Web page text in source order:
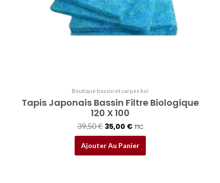
Boutique bassin et carpes koï
Tapis Japonais Bassin Filtre Biologique
120 X 100
39,50€ 35,00 € TTC
Ajouter Au Panier